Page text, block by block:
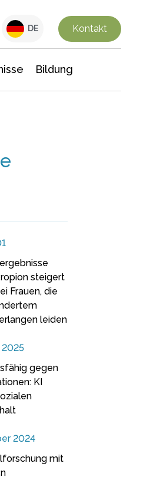
DE Kontakt
Bildung
steigert
Frauen, die
leiden
2025
gegen
KI
2024
mit